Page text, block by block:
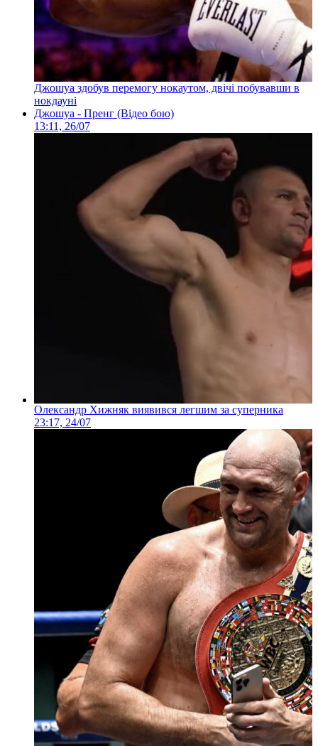
Джошуа здобув перемогу нокаутом, двічі побувавши в
нокдауні
Джошуа - Пренг (Відео бою)
13:11, 26/07
Олександр Хижняк виявився легшим за суперника
23:17, 24/07